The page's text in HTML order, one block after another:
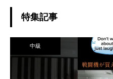
特集記事
中級